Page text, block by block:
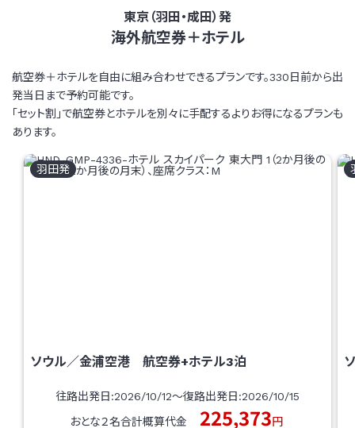
東京（羽田・成田）発
海外航空券＋ホテル
航空券＋ホテルを自由に組み合わせできるプランです。330日前から出
発当日まで予約可能です。
「セット割」で航空券とホテルを別々に手配するよりお得になるプランも
あります。
ソウル／金浦空港 航空券+ホテル3泊
羽田発
往路出発日:2026/10/12～復路出発日:2026/10/15
おとな２名合計概算代金
225,373円